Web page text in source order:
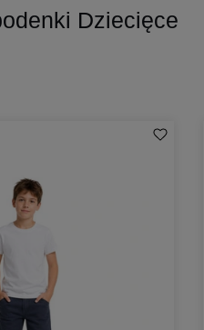
Dziecięce